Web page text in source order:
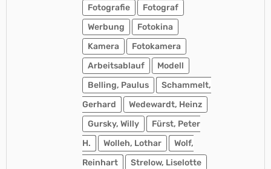
Fotografie
Fotograf
Werbung
Fotokina
Kamera
Fotokamera
Arbeitsablauf
Modell
Belling, Paulus
Schammelt,
Gerhard
Wedewardt, Heinz
Gursky, Willy
Fürst, Peter
H.
Wolleh, Lothar
Wolf,
Reinhart
Strelow, Liselotte